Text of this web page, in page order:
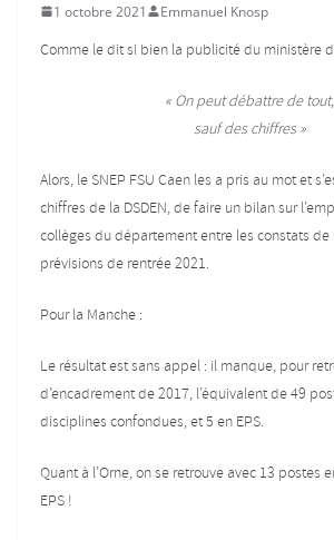
1 octobre 2021 Emmanuel Knosp
Comme le dit si bien la publicité du ministère
« On peut débattre de tout,
sauf des chiffres »
Alors, le SNEP FSU Caen les a pris au mot et
chiffres de la DSDEN, de faire un bilan sur
collèges du département entre les constats de
prévisions de rentrée 2021.
Pour la Manche :
Le résultat est sans appel : il manque, pour
d’encadrement de 2017, l’équivalent de 49
disciplines confondues, et 5 en EPS.
Quant à l’Orne, on se retrouve avec 13 postes
EPS !